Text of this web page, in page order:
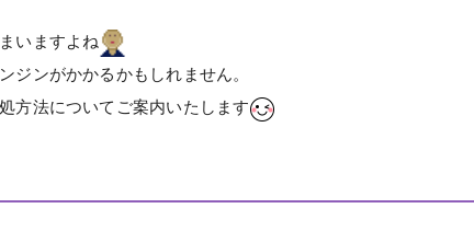
いますよね
ジンがかかるかもしれません。
方法についてご案内いたします